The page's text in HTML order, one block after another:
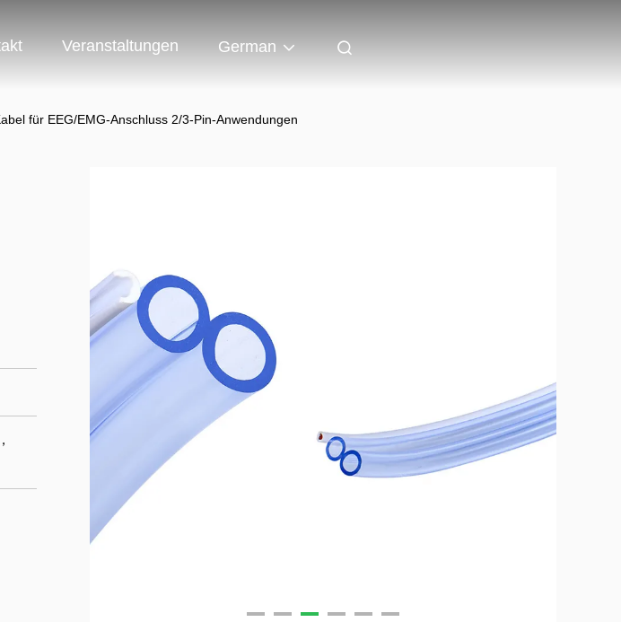
Veranstaltungen German
für EEG/EMG-Anschluss 2/3-Pin-Anwendungen